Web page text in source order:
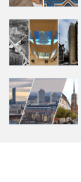
otworzy się w
otworzy się w